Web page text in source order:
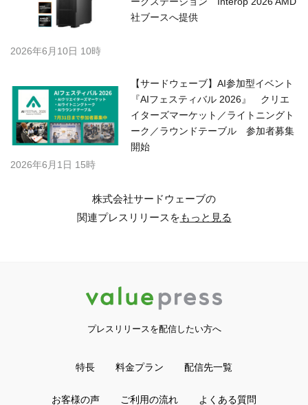
社ブースへ提供
2026年6月10日 10時
【サードウェーブ】AI参加型イベント
『AIフェスティバル 2026』 クリエ
イターズマーケット／ライトニングト
ーク／ラウンドテーブル 参加者募集
開始
2026年6月1日 15時
株式会社サードウェーブの
関連プレスリリースをもっと見る
プレスリリースを配信したい方へ
特長 料金プラン 配信先一覧
お客様の声 ご利用の流れ よくある質問